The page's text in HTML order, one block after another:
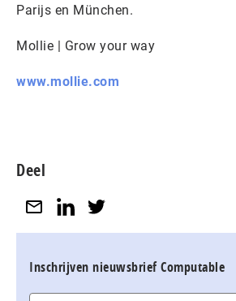
Parijs en München.
Mollie | Grow your way
www.mollie.com
Deel
Inschrijven nieuwsbrief Computable